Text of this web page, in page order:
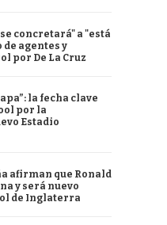
concretará" a "está
agentes y
por De La Cruz
la fecha clave
por la
Estadio
afirman que Ronald
y será nuevo
de Inglaterra